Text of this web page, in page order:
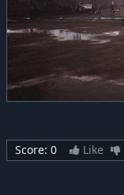
Score: 0 Like